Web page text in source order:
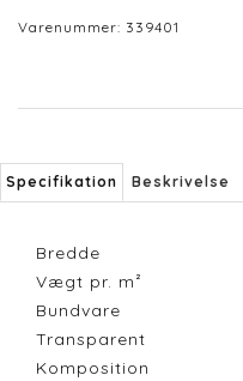
Varenummer: 339401
Specifikation Beskrivelse
Bredde
Vægt pr. m²
Bundvare
Transparent
Komposition